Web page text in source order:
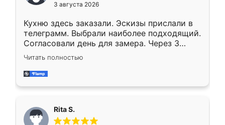
3 августа 2026
Кухню здесь заказали. Эскизы прислали в
телеграмм. Выбрали наиболее подходящий.
Согласовали день для замера. Через 3
недели кухня была уже готова. Остались
довольны работой. Спасибо Ренессанс
мебель за качественную работу!
Читать полностью
Rita S.